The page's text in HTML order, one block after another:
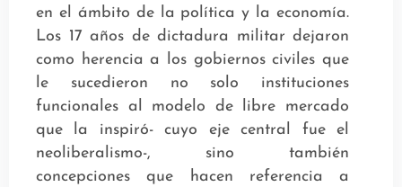
en el ámbito de la política y la economía.
Los 17 años de dictadura militar dejaron
como herencia a los gobiernos civiles que
le sucedieron no solo instituciones
funcionales al modelo de libre mercado
que la inspiró- cuyo eje central fue el
neoliberalismo-, sino también
concepciones que hacen referencia a